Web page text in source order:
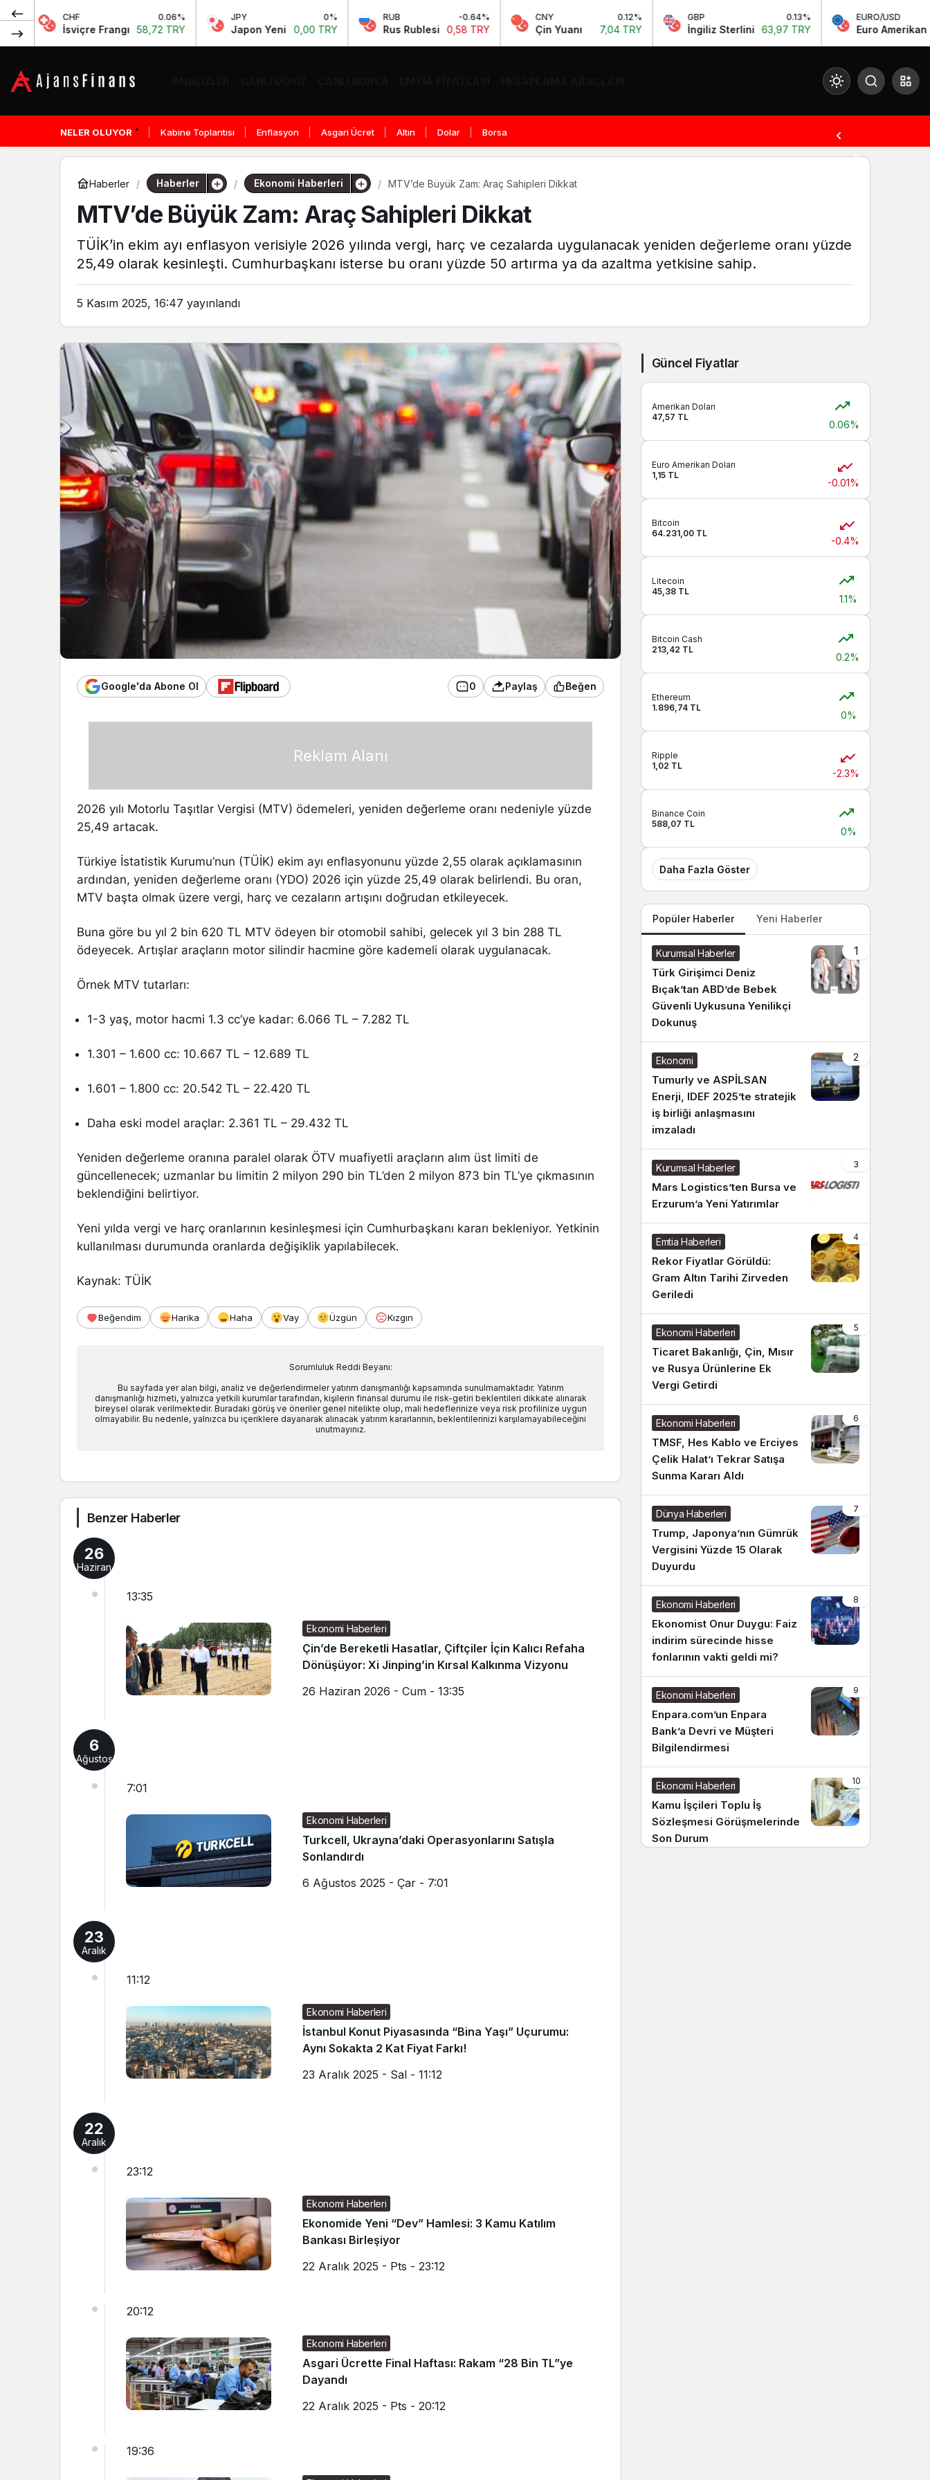
CHF
İsviçre Frangı 58,72 TRY
JPY
Japon Yeni 0,00 TRY
RUB -0.64%
Rus Rublesi 0,58 TRY
CNY
Çin Yuanı 7,04 TRY
GBP
İngiliz Sterlini 63,97 TRY
EURO/USD
Euro Amerikan Doları 1,15
Mod
Gece Modu
Gece modunu seçin.
NELER OLUYOR Kabine Toplantısı Enflasyon Asgari Ücret Altın Dolar Borsa
Haberler Haberler Ekonomi Haberleri MTV’de Büyük Zam: Araç Sahipleri Dikkat
MTV’de Büyük Zam: Araç Sahipleri Dikkat
TÜİK’in ekim ayı enflasyon verisiyle 2026 yılında vergi, harç ve cezalarda uygulanacak yeniden değerleme oranı yüzde
25,49 olarak kesinleşti. Cumhurbaşkanı isterse bu oranı yüzde 50 artırma ya da azaltma yetkisine sahip.
5 Kasım 2025, 16:47 yayınlandı
Google'da Abone Ol 0 Paylaş Beğen
Reklam Alanı
2026 yılı Motorlu Taşıtlar Vergisi (MTV) ödemeleri, yeniden değerleme oranı nedeniyle yüzde
25,49 artacak.
Türkiye İstatistik Kurumu’nun (TÜİK) ekim ayı enflasyonunu yüzde 2,55 olarak açıklamasının
ardından, yeniden değerleme oranı (YDO) 2026 için yüzde 25,49 olarak belirlendi. Bu oran,
MTV başta olmak üzere vergi, harç ve cezaların artışını doğrudan etkileyecek.
Buna göre bu yıl 2 bin 620 TL MTV ödeyen bir otomobil sahibi, gelecek yıl 3 bin 288 TL
ödeyecek. Artışlar araçların motor silindir hacmine göre kademeli olarak uygulanacak.
Örnek MTV tutarları:
1-3 yaş, motor hacmi 1.3 cc’ye kadar: 6.066 TL – 7.282 TL
1.301 – 1.600 cc: 10.667 TL – 12.689 TL
1.601 – 1.800 cc: 20.542 TL – 22.420 TL
Daha eski model araçlar: 2.361 TL – 29.432 TL
Yeniden değerleme oranına paralel olarak ÖTV muafiyetli araçların alım üst limiti de
güncellenecek; uzmanlar bu limitin 2 milyon 290 bin TL’den 2 milyon 873 bin TL’ye çıkmasının
beklendiğini belirtiyor.
Yeni yılda vergi ve harç oranlarının kesinleşmesi için Cumhurbaşkanı kararı bekleniyor. Yetkinin
kullanılması durumunda oranlarda değişiklik yapılabilecek.
Kaynak: TÜİK
Beğendim Harika Haha Vay Üzgün Kızgın
Sorumluluk Reddi Beyanı:
Bu sayfada yer alan bilgi, analiz ve değerlendirmeler yatırım danışmanlığı kapsamında sunulmamaktadır. Yatırım
danışmanlığı hizmeti, yalnızca yetkili kurumlar tarafından, kişilerin finansal durumu ile risk-getiri beklentileri dikkate alınarak
bireysel olarak verilmektedir. Buradaki görüş ve öneriler genel nitelikte olup, mali hedeflerinize veya risk profilinize uygun
olmayabilir. Bu nedenle, yalnızca bu içeriklere dayanarak alınacak yatırım kararlarının, beklentilerinizi karşılamayabileceğini
unutmayınız.
Benzer Haberler
26
Haziran
13:35
Ekonomi Haberleri
Çin’de Bereketli Hasatlar, Çiftçiler İçin Kalıcı Refaha
Dönüşüyor: Xi Jinping’in Kırsal Kalkınma Vizyonu
26 Haziran 2026 - Cum - 13:35
6
Ağustos
7:01
Ekonomi Haberleri
Turkcell, Ukrayna’daki Operasyonlarını Satışla
Sonlandırdı
6 Ağustos 2025 - Çar - 7:01
23
Aralık
11:12
Ekonomi Haberleri
İstanbul Konut Piyasasında “Bina Yaşı” Uçurumu:
Aynı Sokakta 2 Kat Fiyat Farkı!
23 Aralık 2025 - Sal - 11:12
22
Aralık
23:12
Ekonomi Haberleri
Ekonomide Yeni “Dev” Hamlesi: 3 Kamu Katılım
Bankası Birleşiyor
22 Aralık 2025 - Pts - 23:12
20:12
Ekonomi Haberleri
Asgari Ücrette Final Haftası: Rakam “28 Bin TL”ye
Dayandı
22 Aralık 2025 - Pts - 20:12
19:36
Güncel Fiyatlar
Amerikan Doları
47,57 TL
0.06%
Euro Amerikan Doları
1,15 TL
-0.01%
Bitcoin
64.231,00 TL
-0.4%
Litecoin
45,38 TL
1.1%
Bitcoin Cash
213,42 TL
0.2%
Ethereum
1.896,74 TL
0%
Ripple
1,02 TL
-2.3%
Binance Coin
588,07 TL
0%
Daha Fazla Göster
Popüler Haberler Yeni Haberler
1
Kurumsal Haberler
Türk Girişimci Deniz
Bıçak’tan ABD’de Bebek
Güvenli Uykusuna Yenilikçi
Dokunuş
2
Ekonomi
Tumurly ve ASPİLSAN
Enerji, IDEF 2025’te stratejik
iş birliği anlaşmasını
imzaladı
3
Kurumsal Haberler
Mars Logistics’ten Bursa ve
Erzurum’a Yeni Yatırımlar
4
Emtia Haberleri
Rekor Fiyatlar Görüldü:
Gram Altın Tarihi Zirveden
Geriledi
5
Ekonomi Haberleri
Ticaret Bakanlığı, Çin, Mısır
ve Rusya Ürünlerine Ek
Vergi Getirdi
6
Ekonomi Haberleri
TMSF, Hes Kablo ve Erciyes
Çelik Halat’ı Tekrar Satışa
Sunma Kararı Aldı
7
Dünya Haberleri
Trump, Japonya’nın Gümrük
Vergisini Yüzde 15 Olarak
Duyurdu
8
Ekonomi Haberleri
Ekonomist Onur Duygu: Faiz
indirim sürecinde hisse
fonlarının vakti geldi mi?
9
Ekonomi Haberleri
Enpara.com’un Enpara
Bank’a Devri ve Müşteri
Bilgilendirmesi
10
Ekonomi Haberleri
Kamu İşçileri Toplu İş
Sözleşmesi Görüşmelerinde
Son Durum